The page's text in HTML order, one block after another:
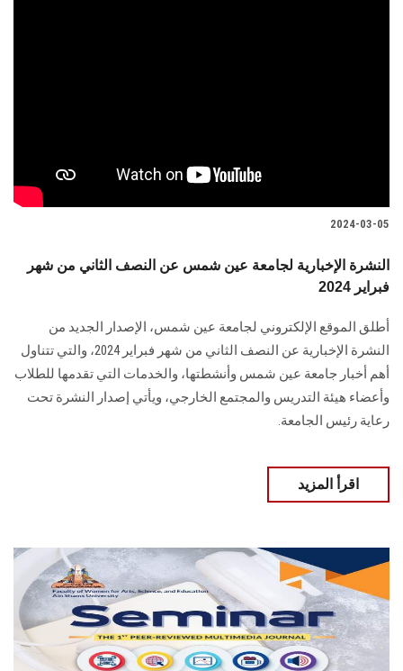
2024-03-05
النشرة الإخبارية لجامعة عين شمس عن النصف الثاني من شهر
فبراير 2024
أطلق الموقع الإلكتروني لجامعة عين شمس، الإصدار الجديد من
النشرة الإخبارية عن النصف ‏الثاني من شهر فبراير 2024، والتي تتناول
أهم أخبار جامعة عين شمس وأنشطتها، والخدمات ‏التي تقدمها للطلاب
وأعضاء هيئة التدريس والمجتمع الخارجي‎، ويأتي إصدار النشرة تحت
رعاية رئيس الجامعة‏.
اقرأ المزيد